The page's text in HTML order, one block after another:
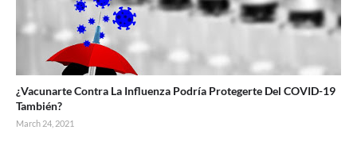
¿Vacunarte Contra La Influenza Podría Protegerte Del COVID-19
También?
March 24, 2021